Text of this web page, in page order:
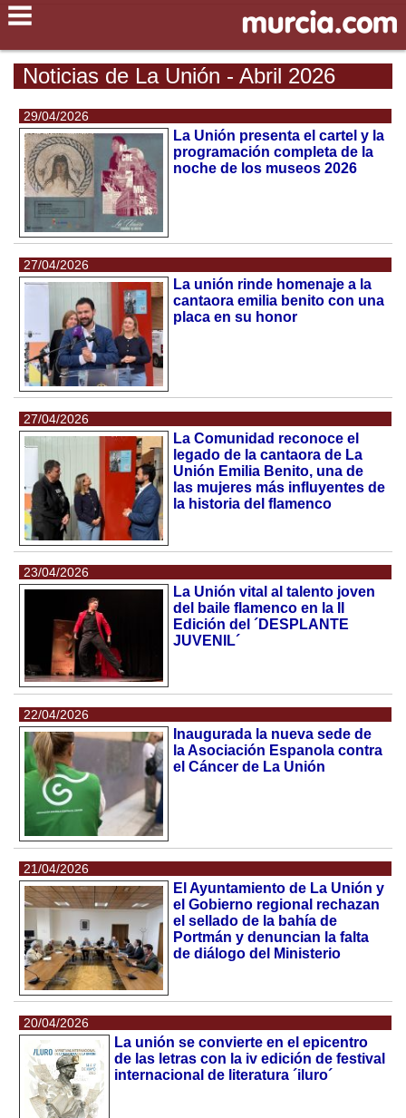
Noticias de La Unión - Abril 2026
29/04/2026
La Unión presenta el cartel y la
programación completa de la
noche de los museos 2026
27/04/2026
La unión rinde homenaje a la
cantaora emilia benito con una
placa en su honor
27/04/2026
La Comunidad reconoce el
legado de la cantaora de La
Unión Emilia Benito, una de
las mujeres más influyentes de
la historia del flamenco
23/04/2026
La Unión vital al talento joven
del baile flamenco en la II
Edición del ´DESPLANTE
JUVENIL´
22/04/2026
Inaugurada la nueva sede de
la Asociación Espanola contra
el Cáncer de La Unión
21/04/2026
El Ayuntamiento de La Unión y
el Gobierno regional rechazan
el sellado de la bahía de
Portmán y denuncian la falta
de diálogo del Ministerio
20/04/2026
La unión se convierte en el epicentro
de las letras con la iv edición de festival
internacional de literatura ´iluro´